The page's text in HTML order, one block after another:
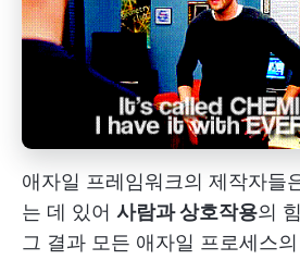
애자일 프레임워크의 제작자들
는 데 있어 사람과 상호작용의
그 결과 모든 애자일 프로세스